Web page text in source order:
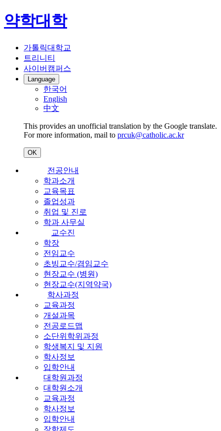
약학대학
가톨릭대학교
트리니티
사이버캠퍼스
Language
한국어
English
中文
This provides an unofficial translation by the Google translate.
For more information, mail to prcuk@catholic.ac.kr
OK
전공안내
학과소개
교육목표
졸업성과
취업 및 진로
학과 사무실
교수진
학장
전임교수
초빙교수/겸임교수
현장교수 (병원)
현장교수(지역약국)
학사과정
교육과정
개설과목
전공로드맵
소단위학위과정
학생복지 및 지원
학사정보
입학안내
대학원과정
대학원소개
교육과정
학사정보
입학안내
장학제도